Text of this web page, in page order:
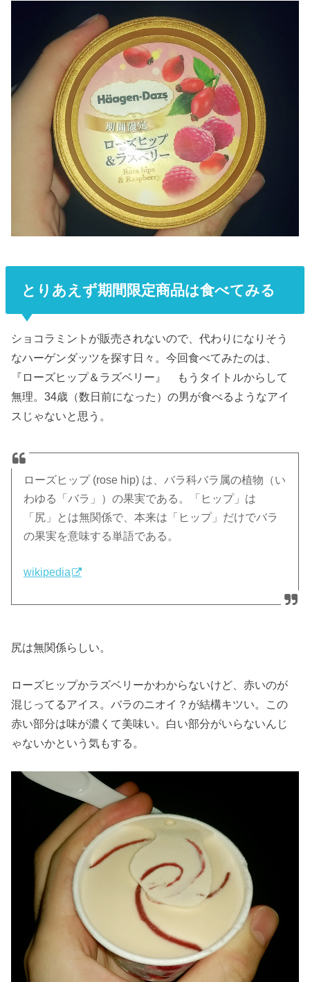
とりあえず期間限定商品は食べてみる
ショコラミントが販売されないので、代わりになりそう
なハーゲンダッツを探す日々。今回食べてみたのは、
『ローズヒップ＆ラズベリー』 もうタイトルからして
無理。34歳（数日前になった）の男が食べるようなアイ
スじゃないと思う。
ローズヒップ (rose hip) は、バラ科バラ属の植物（い
わゆる「バラ」）の果実である。「ヒップ」は
「尻」とは無関係で、本来は「ヒップ」だけでバラ
の果実を意味する単語である。
wikipedia
尻は無関係らしい。
ローズヒップかラズベリーかわからないけど、赤いのが
混じってるアイス。バラのニオイ？が結構キツい。この
赤い部分は味が濃くて美味い。白い部分がいらないんじ
ゃないかという気もする。